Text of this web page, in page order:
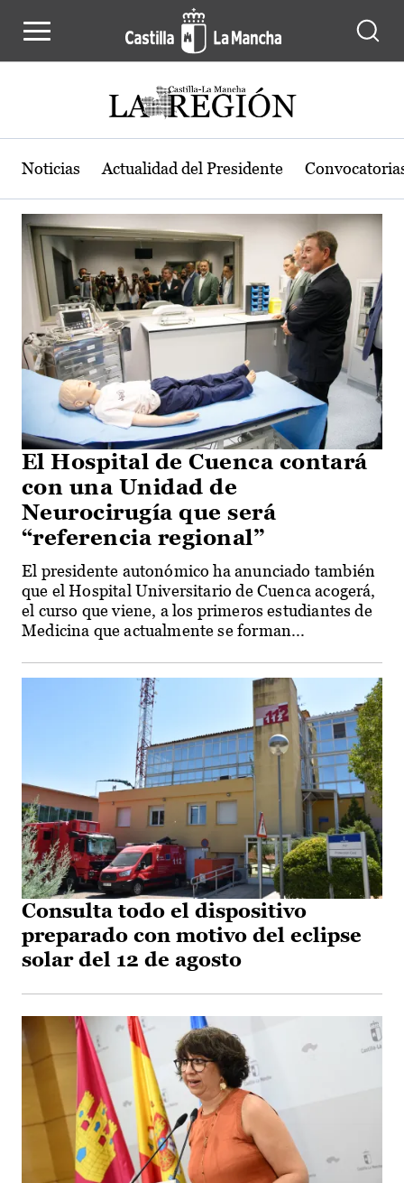
Actualidad de la región de Castilla-
Noticias Actualidad del Presidente
El Hospital de Cuenca contará
con una Unidad de
Neurocirugía que será
“referencia regional”
El presidente autonómico ha anunciado también
que el Hospital Universitario de Cuenca acogerá,
el curso que viene, a los primeros estudiantes de
Medicina que actualmente se forman...
Consulta todo el dispositivo
preparado con motivo del eclipse
solar del 12 de agosto